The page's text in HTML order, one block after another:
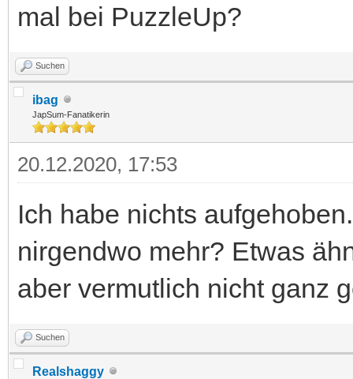
mal bei PuzzleUp?
Suchen
ibag
JapSum-Fanatikerin
20.12.2020, 17:53
Ich habe nichts
nirgendwo mehr? Etwas
aber vermutlich nicht ganz
Suchen
Realshaggy